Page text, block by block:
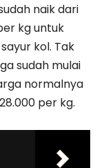
naik dari
kg untuk
kol. Tak
sudah mulai
normalnya
per kg.